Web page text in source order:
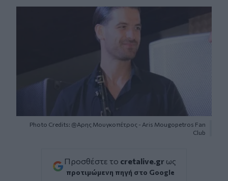
Photo Credits: @Αρης Μουγκοπέτρος - Aris Mougopetros Fan
Club
Προσθέστε το cretalive.gr ως
προτιμώμενη πηγή στο Google